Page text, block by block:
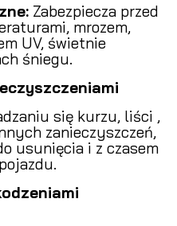
Zabezpiecza przed
mrozem,
UV, świetnie
śniegu.
się kurzu, liści ,
zanieczyszczeń,
usunięcia i z czasem